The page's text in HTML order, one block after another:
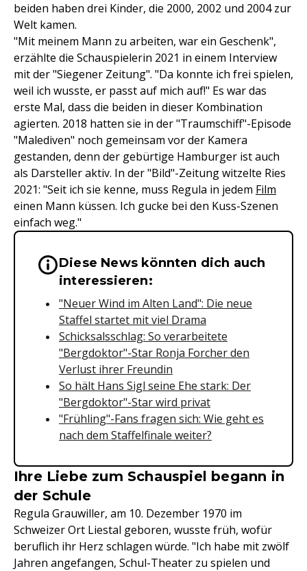
beiden haben drei Kinder, die 2000, 2002 und 2004 zur
Welt kamen.
"Mit meinem Mann zu arbeiten, war ein Geschenk",
erzählte die Schauspielerin 2021 in einem Interview
mit der "Siegener Zeitung". "Da konnte ich frei spielen,
weil ich wusste, er passt auf mich auf!" Es war das
erste Mal, dass die beiden in dieser Kombination
agierten. 2018 hatten sie in der "Traumschiff"-Episode
"Malediven" noch gemeinsam vor der Kamera
gestanden, denn der gebürtige Hamburger ist auch
als Darsteller aktiv. In der "Bild"-Zeitung witzelte Ries
2021: "Seit ich sie kenne, muss Regula in jedem Film
einen Mann küssen. Ich gucke bei den Kuss-Szenen
einfach weg."
Wichtige Hinweise &
Diese News könnten dich auch
interessieren:
"Neuer Wind im Alten Land": Die neue
Staffel startet mit viel Drama
Schicksalsschlag: So verarbeitete
"Bergdoktor"-Star Ronja Forcher den
Verlust ihrer Freundin
So hält Hans Sigl seine Ehe stark: Der
"Bergdoktor"-Star wird privat
"Frühling"-Fans fragen sich: Wie geht es
nach dem Staffelfinale weiter?
Ihre Liebe zum Schauspiel begann in
der Schule
Regula Grauwiller, am 10. Dezember 1970 im
Schweizer Ort Liestal geboren, wusste früh, wofür
beruflich ihr Herz schlagen würde. "Ich habe mit zwölf
Jahren angefangen, Schul-Theater zu spielen und